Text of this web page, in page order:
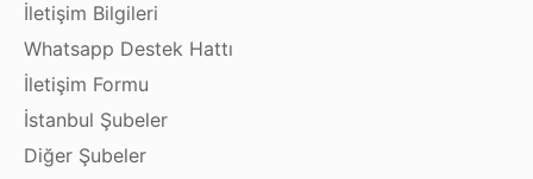
İletişim Bilgileri
Whatsapp Destek Hattı
İletişim Formu
İstanbul Şubeler
Diğer Şubeler